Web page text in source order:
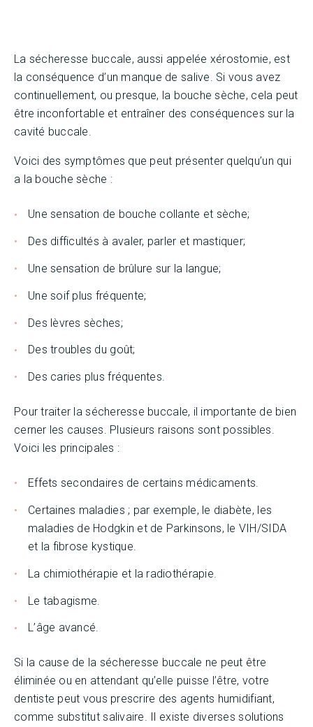
La sécheresse buccale, aussi appelée xérostomie, est
la conséquence d’un manque de salive. Si vous avez
continuellement, ou presque, la bouche sèche, cela peut
être inconfortable et entraîner des conséquences sur la
cavité buccale.
Voici des symptômes que peut présenter quelqu’un qui
a la bouche sèche :
Une sensation de bouche collante et sèche;
Des difficultés à avaler, parler et mastiquer;
Une sensation de brûlure sur la langue;
Une soif plus fréquente;
Des lèvres sèches;
Des troubles du goût;
Des caries plus fréquentes.
Pour traiter la sécheresse buccale, il importante de bien
cerner les causes. Plusieurs raisons sont possibles.
Voici les principales :
Effets secondaires de certains médicaments.
Certaines maladies ; par exemple, le diabète, les
maladies de Hodgkin et de Parkinsons, le VIH/SIDA
et la fibrose kystique.
La chimiothérapie et la radiothérapie.
Le tabagisme.
L’âge avancé.
Si la cause de la sécheresse buccale ne peut être
éliminée ou en attendant qu’elle puisse l’être, votre
dentiste peut vous prescrire des agents humidifiant,
comme substitut salivaire. Il existe diverses solutions